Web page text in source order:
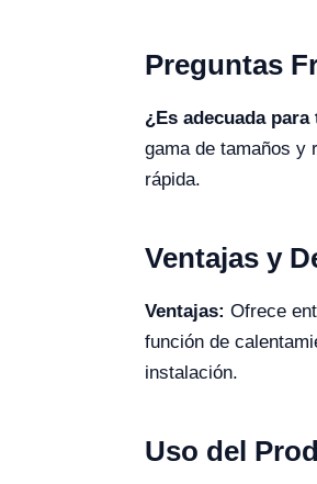
Preguntas
¿Es adecuada
gama de tamaños y
rápida.
Ventajas y
Ventajas: Ofrece
función de
instalación.
Uso del